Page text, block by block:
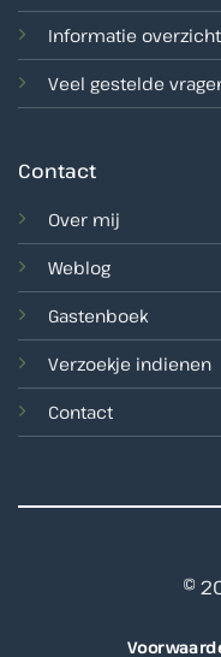
Informatie overzicht
Veel gestelde
Contact
Over mij
Weblog
Gastenboek
Verzoekje indienen
Contact
©